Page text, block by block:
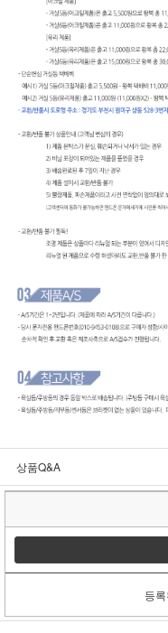
상품Q&A
등